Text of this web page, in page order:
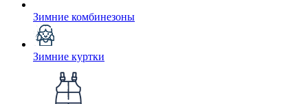
Зимние комбинезоны
Зимние куртки